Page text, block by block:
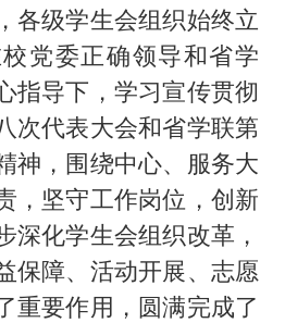
各级学生会组织始终立
党委正确领导和省学
指导下，学习宣传贯彻
次代表大会和省学联第
神，围绕中心、服务大
，坚守工作岗位，创新
深化学生会组织改革，
保障、活动开展、志愿
重要作用，圆满完成了